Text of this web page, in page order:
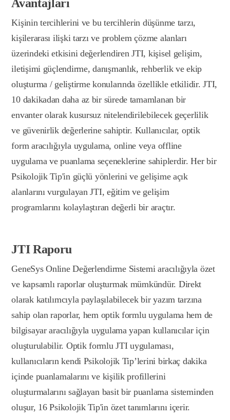
Avantajları
Kişinin tercihlerini ve bu tercihlerin düşünme tarzı,
kişilerarası ilişki tarzı ve problem çözme alanları
üzerindeki etkisini değerlendiren JTI, kişisel gelişim,
iletişimi güçlendirme, danışmanlık, rehberlik ve ekip
oluşturma / geliştirme konularında özellikle etkilidir. JTI,
10 dakikadan daha az bir sürede tamamlanan bir
envanter olarak kusursuz nitelendirilebilecek geçerlilik
ve güvenirlik değerlerine sahiptir. Kullanıcılar, optik
form aracılığıyla uygulama, online veya offline
uygulama ve puanlama seçeneklerine sahiplerdir. Her bir
Psikolojik Tip'in güçlü yönlerini ve gelişime açık
alanlarını vurgulayan JTI, eğitim ve gelişim
programlarını kolaylaştıran değerli bir araçtır.
JTI Raporu
GeneSys Online Değerlendirme Sistemi aracılığıyla özet
ve kapsamlı raporlar oluşturmak mümkündür. Direkt
olarak katılımcıyla paylaşılabilecek bir yazım tarzına
sahip olan raporlar, hem optik formlu uygulama hem de
bilgisayar aracılığıyla uygulama yapan kullanıcılar için
oluşturulabilir. Optik formlu JTI uygulaması,
kullanıcıların kendi Psikolojik Tip’lerini birkaç dakika
içinde puanlamalarını ve kişilik profillerini
oluşturmalarını sağlayan basit bir puanlama sisteminden
oluşur, 16 Psikolojik Tip'in özet tanımlarını içerir.